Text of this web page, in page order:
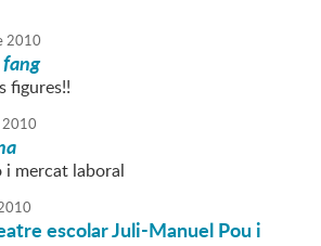
2010
figures!!
2010
i mercat laboral
escolar Juli-Manuel Pou i